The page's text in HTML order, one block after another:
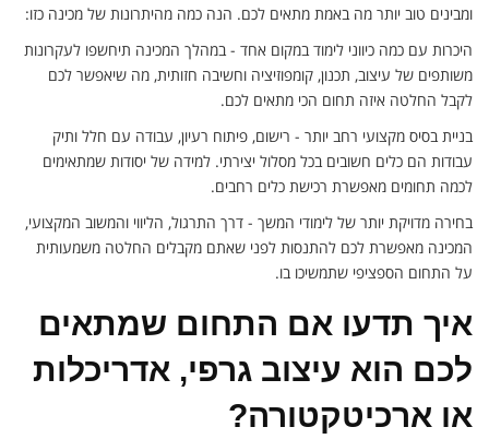
ומבינים טוב יותר מה באמת מתאים לכם. הנה כמה מהיתרונות של מכינה כזו:
היכרות עם כמה כיווני לימוד במקום אחד - במהלך המכינה תיחשפו לעקרונות
משותפים של עיצוב, תכנון, קומפוזיציה וחשיבה חזותית, מה שיאפשר לכם
לקבל החלטה איזה תחום הכי מתאים לכם.
בניית בסיס מקצועי רחב יותר - רישום, פיתוח רעיון, עבודה עם חלל ותיק
עבודות הם כלים חשובים בכל מסלול יצירתי. למידה של יסודות שמתאימים
לכמה תחומים מאפשרת רכישת כלים רחבים.
בחירה מדויקת יותר של לימודי המשך - דרך התרגול, הליווי והמשוב המקצועי,
המכינה מאפשרת לכם להתנסות לפני שאתם מקבלים החלטה משמעותית
על התחום הספציפי שתמשיכו בו.
איך תדעו אם התחום שמתאים
לכם הוא עיצוב גרפי, אדריכלות
או ארכיטקטורה?